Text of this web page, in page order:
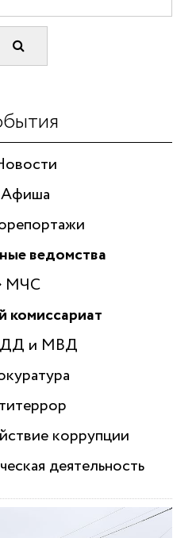
ведомства
МЧС
комиссариат
и МВД
коррупции
деятельность